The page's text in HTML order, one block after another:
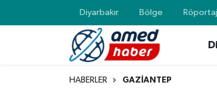
Diyarbakır Bölge Röportaj
HABERLER GAZIANTEP
Diyarbakır
Diyarbakır
Diyarbakır Nöbetçi Eczaneler
Diyarbakır Hava Durumu